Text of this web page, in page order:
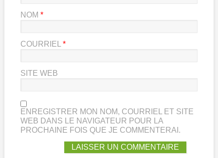
NOM *
COURRIEL *
SITE WEB
ENREGISTRER MON NOM, COURRIEL ET SITE
WEB DANS LE NAVIGATEUR POUR LA
PROCHAINE FOIS QUE JE COMMENTERAI.